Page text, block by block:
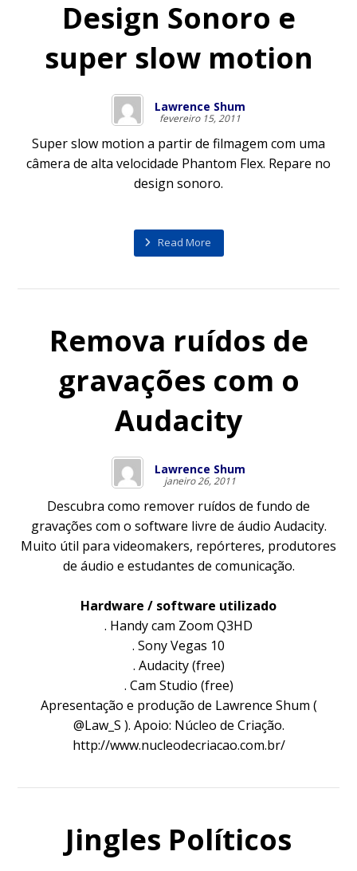
Design Sonoro e
super slow motion
Lawrence Shum
fevereiro 15, 2011
Super slow motion a partir de filmagem com uma
câmera de alta velocidade Phantom Flex. Repare no
design sonoro.
Read More
Remova ruídos de
gravações com o
Audacity
Lawrence Shum
janeiro 26, 2011
Descubra como remover ruídos de fundo de
gravações com o software livre de áudio Audacity.
Muito útil para videomakers, repórteres, produtores
de áudio e estudantes de comunicação.
Hardware / software utilizado
. Handy cam Zoom Q3HD
. Sony Vegas 10
. Audacity (free)
. Cam Studio (free)
Apresentação e produção de Lawrence Shum (
@Law_S ). Apoio: Núcleo de Criação.
http://www.nucleodecriacao.com.br/
Jingles Políticos